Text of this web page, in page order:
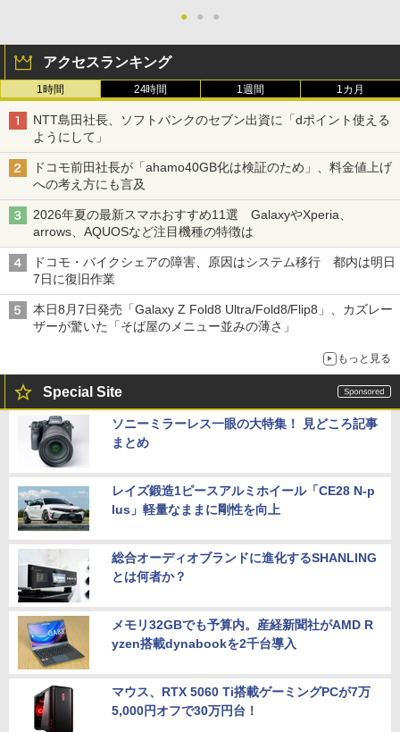
● ● ●
アクセスランキング
1時間 24時間 1週間 1カ月
NTT島田社長、ソフトバンクのセブン出資に「dポイント使える
ようにして」
ドコモ前田社長が「ahamo40GB化は検証のため」、料金値上げ
への考え方にも言及
2026年夏の最新スマホおすすめ11選 GalaxyやXperia、
arrows、AQUOSなど注目機種の特徴は
ドコモ・バイクシェアの障害、原因はシステム移行 都内は明日
7日に復旧作業
本日8月7日発売「Galaxy Z Fold8 Ultra/Fold8/Flip8」、カズレー
ザーが驚いた「そば屋のメニュー並みの薄さ」
もっと見る
Special Site
ソニーミラーレス一眼の大特集！ 見どころ記事
まとめ
レイズ鍛造1ピースアルミホイール「CE28 N-p
lus」軽量なままに剛性を向上
総合オーディオブランドに進化するSHANLING
とは何者か？
メモリ32GBでも予算内。産経新聞社がAMD R
yzen搭載dynabookを2千台導入
マウス、RTX 5060 Ti搭載ゲーミングPCが7万
5,000円オフで30万円台！